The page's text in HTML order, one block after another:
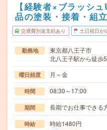
【経験者×ブラッシ
品の塗装・接着・組
交通費別途支給あり 土日祝日が
勤務地
東京都八王子市
北八王子駅から徒歩
曜日頻度 月～金
時間 08:30～17:00
期間 長期でお仕事できる
時給 時給1480円